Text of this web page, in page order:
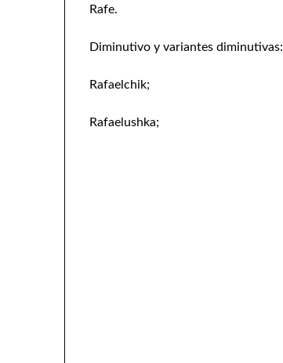
Rafe.
Diminutivo y variantes diminutivas:
Rafaelchik;
Rafaelushka;